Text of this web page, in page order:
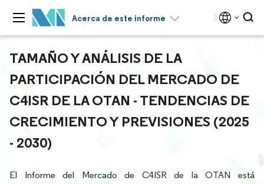
Acerca de este informe
TAMAÑO Y ANÁLISIS DE LA
PARTICIPACIÓN DEL MERCADO DE
C4ISR DE LA OTAN - TENDENCIAS DE
CRECIMIENTO Y PREVISIONES (2025
- 2030)
El Informe del Mercado de C4ISR de la OTAN está